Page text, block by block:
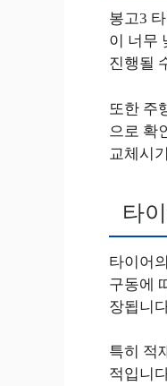
봉고3
이 너무
진행될
또한 주
으로 확
교체시
타
타이어
구동에
장됩니
특히 적
적입니